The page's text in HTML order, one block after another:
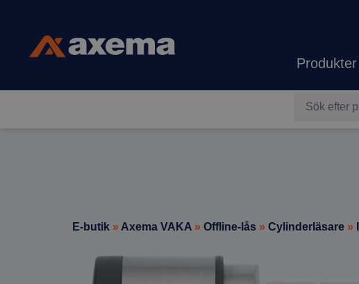
Hoppa till innehåll
Produkter
E-butik » Axema VAKA » Offline-lås » Cylinderläsare »